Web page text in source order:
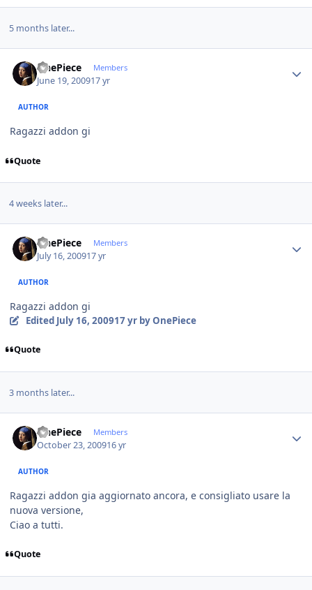
5 months later...
OnePiece Members
June 19, 200917 yr
AUTHOR
Ragazzi addon gi
Quote
4 weeks later...
OnePiece Members
July 16, 200917 yr
AUTHOR
Ragazzi addon gi
Edited July 16, 200917 yrby OnePiece
Quote
3 months later...
OnePiece Members
October 23, 200916 yr
AUTHOR
Ragazzi addon gia aggiornato ancora, e consigliato usare la
nuova versione,
Ciao a tutti.
Quote